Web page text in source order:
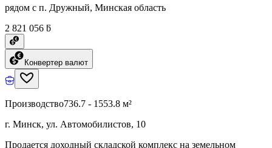
рядом с п. Дружный, Минская область
2 821 056 ƃ
Конвертер валют
Производство736.7 - 1553.8 м²
г. Минск, ул. Автомобилистов, 10
Продается доходный складской комплекс на земельном